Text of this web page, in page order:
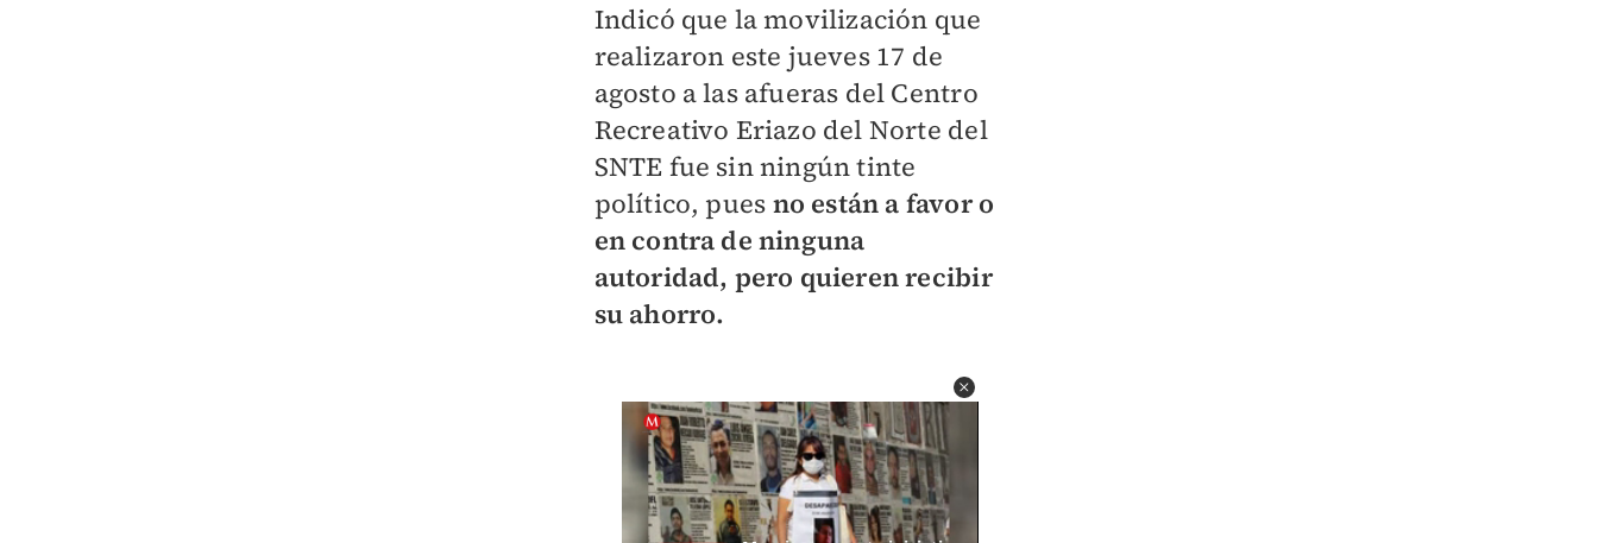
Indicó que la movilización que
realizaron este jueves 17 de
agosto a las afueras del Centro
Recreativo Eriazo del Norte del
SNTE fue sin ningún tinte
político, pues no están a favor o
en contra de ninguna
autoridad, pero quieren recibir
su ahorro.